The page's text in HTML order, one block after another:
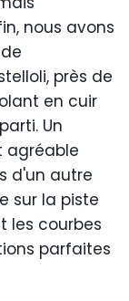
nous avons
près de
en cuir
Un
agréable
d'un autre
sur la piste
les courbes
parfaites